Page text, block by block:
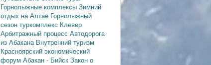
Горнолыжные комплексы Зимний
отдых на Алтае Горнолыжный
сезон туркомплекс Клевер
Арбитражный процесс Автодорога
из Абакана Внутренний туризм
Красноярский экономический
форум Абакан - Бийск Закон о